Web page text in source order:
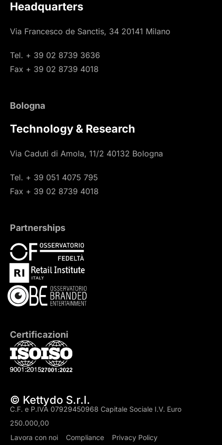
Headquarters
Via Francesco de Sanctis, 34 20141 Milano
Tel. + 39 02 8739 3636
Fax + 39 02 8739 4018
Bologna
Technology & Research
Via Caduti di Amola, 11/2 40132 Bologna
Tel. + 39 051 4075 795
Fax + 39 02 8739 4018
Partnerships
Certificazioni
© Kettydo S.r.l.
C.F. e P.IVA 07929450968 Capitale Sociale I.V. Euro
250.000,00
Lavora con noi
Compliance Privacy Policy